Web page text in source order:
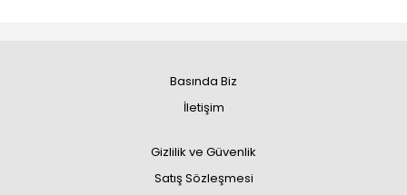
Basında Biz
İletişim
Gizlilik ve Güvenlik
Satış Sözleşmesi